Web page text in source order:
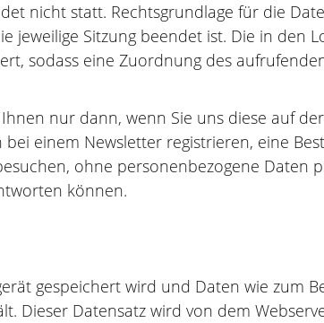
nicht statt. Rechtsgrundlage für die
jeweilige Sitzung beendet ist. Die in den
sodass eine Zuordnung des
nur dann, wenn Sie uns diese auf
einem Newsletter registrieren, eine
ohne personenbezogene Daten
können.
gespeichert wird und Daten wie zum
Dieser Datensatz wird von dem